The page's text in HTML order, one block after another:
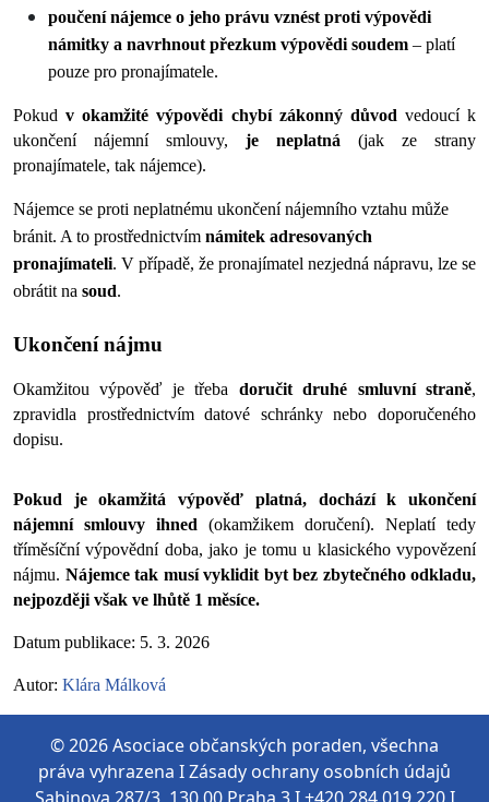
poučení nájemce o jeho právu vznést proti výpovědi
námitky a navrhnout přezkum výpovědi soudem – platí
pouze pro pronajímatele.
Pokud v okamžité výpovědi chybí zákonný důvod vedoucí k
ukončení nájemní smlouvy, je neplatná (jak ze strany
pronajímatele, tak nájemce).
Nájemce se proti neplatnému ukončení nájemního vztahu může
bránit. A to prostřednictvím námitek adresovaných
pronajímateli. V případě, že pronajímatel nezjedná nápravu, lze se
obrátit na soud.
Ukončení nájmu
Okamžitou výpověď je třeba doručit druhé smluvní straně,
zpravidla prostřednictvím datové schránky nebo doporučeného
dopisu.
Pokud je okamžitá výpověď platná, dochází k ukončení
nájemní smlouvy ihned (okamžikem doručení). Neplatí tedy
tříměsíční výpovědní doba, jako je tomu u klasického vypovězení
nájmu. Nájemce tak musí vyklidit byt bez zbytečného odkladu,
nejpozději však ve lhůtě 1 měsíce.
Datum publikace: 5. 3. 2026
Autor: Klára Málková
© 2026 Asociace občanských poraden, všechna
práva vyhrazena IZásady ochrany osobních údajů